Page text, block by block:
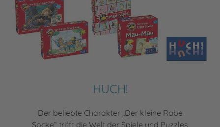
HUCH!
Der beliebte Charakter „Der kleine Rabe
Socke“ trifft die Welt der Spiele und Puzzles